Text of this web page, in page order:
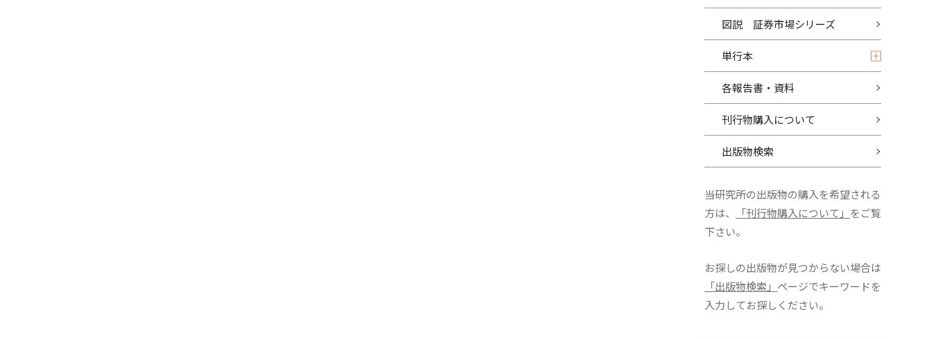
図説 証券市場シリーズ
単行本
各報告書・資料
刊行物購入について
出版物検索
当研究所の出版物の購入を希望される
方は、
「刊行物購入について」 をご覧
下さい。
お探しの出版物が見つからない場合は
「出版物検索」 ページでキーワードを
入力してお探しください。